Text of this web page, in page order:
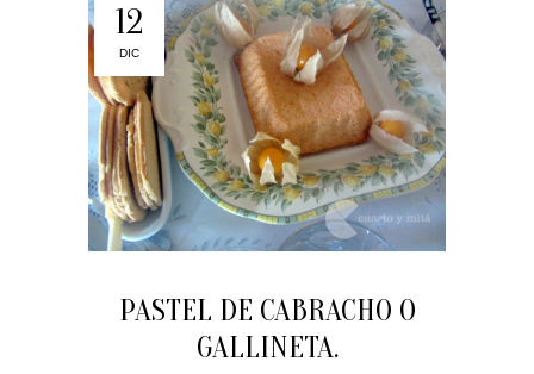
12
DIC
PASTEL DE CABRACHO O
GALLINETA.